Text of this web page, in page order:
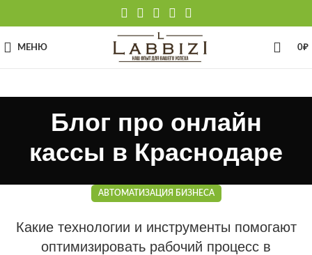
МЕНЮ 0₽
Блог про онлайн
кассы в Краснодаре
АВТОМАТИЗАЦИЯ БИЗНЕСА
Какие технологии и инструменты помогают
оптимизировать рабочий процесс в